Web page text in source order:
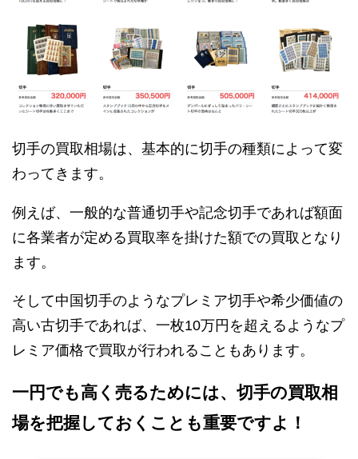
切手の買取相場は、基本的に切手の種類によって変
わってきます。
例えば、一般的な普通切手や記念切手であれば額面
に各業者が定める買取率を掛けた額での買取となり
ます。
そして中国切手のようなプレミア切手や希少価値の
高い古切手であれば、一枚10万円を超えるようなプ
レミア価格で買取が行われることもあります。
一円でも高く売るためには、切手の買取相
場を把握しておくことも重要ですよ！